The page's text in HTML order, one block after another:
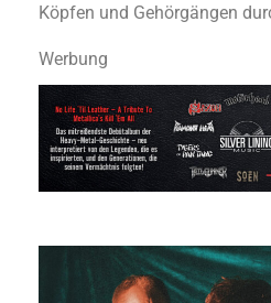
Köpfen und Gehörgängen
Werbung